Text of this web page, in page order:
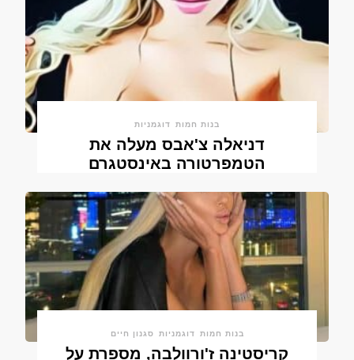
בנות חמות דוגמניות
דניאלה צ'אבס מעלה את
הטמפרטורה באינסטגרם
בנות חמות דוגמניות סגנון חיים
קריסטינה ז'ורוולבה, מספרת על